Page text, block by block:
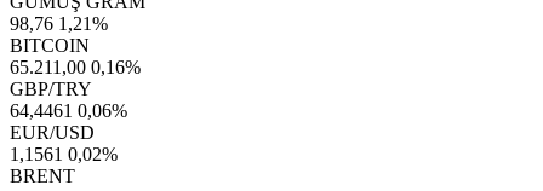
98,76 1,21%
BITCOIN
65.211,00 0,16%
GBP/TRY
64,4461 0,06%
EUR/USD
1,1561 0,02%
BRENT